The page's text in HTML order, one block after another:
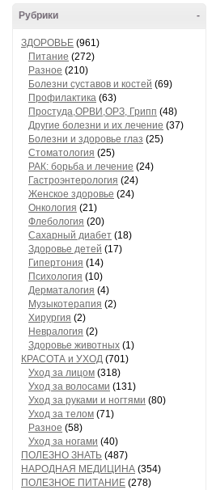
-
Рубрики
ЗДОРОВЬЕ (961)
Питание (272)
Разное (210)
Болезни суставов и костей (69)
Профилактика (63)
Простуда,ОРВИ,ОРЗ, Грипп (48)
Другие болезни и их лечение (37)
Болезни и здоровье глаз (25)
Стоматология (25)
РАК: борьба и лечение (24)
Гастроэнтерология (24)
Женское здоровье (24)
Онкология (21)
Флебология (20)
Сахарный диабет (18)
Здоровье детей (17)
Гипертония (14)
Психология (10)
Дерматалогия (4)
Музыкотерапия (2)
Хирургия (2)
Невралогия (2)
Здоровье животных (1)
КРАСОТА и УХОД (701)
Уход за лицом (318)
Уход за волосами (131)
Уход за руками и ногтями (80)
Уход за телом (71)
Разное (58)
Уход за ногами (40)
ПОЛЕЗНО ЗНАТЬ (487)
НАРОДНАЯ МЕДИЦИНА (354)
ПОЛЕЗНОЕ ПИТАНИЕ (278)